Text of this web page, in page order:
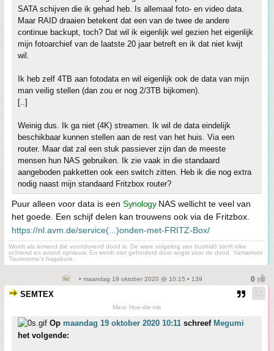
SATA schijven die ik gehad heb. Is allemaal foto- en video data.
Maar RAID draaien betekent dat een van de twee de andere
continue backupt, toch? Dat wil ik eigenlijk wel gezien het eigenlijk
mijn fotoarchief van de laatste 20 jaar betreft en ik dat niet kwijt
wil.
Ik heb zelf 4TB aan fotodata en wil eigenlijk ook de data van mijn
man veilig stellen (dan zou er nog 2/3TB bijkomen).
[..]
Weinig dus. Ik ga niet (4K) streamen. Ik wil de data eindelijk
beschikbaar kunnen stellen aan de rest van het huis. Via een
router. Maar dat zal een stuk passiever zijn dan de meeste
mensen hun NAS gebruiken. Ik zie vaak in die standaard
aangeboden pakketten ook een switch zitten. Heb ik die nog extra
nodig naast mijn standaard Fritzbox router?
Puur alleen voor data is een SynologyNAS wellicht te veel van
het goede. Een schijf delen kan trouwens ook via de Fritzbox.
https://nl.avm.de/service(...)onden-met-FRITZ-Box/
Wordt als iemand die voortdurend dood is. De ware volgeling van bushidõ sterft elke
ochtend en avond opnieuw. En wordt niet gehinderd door angst voor de dood. Yamamoto
Tsunetomo's hagakure.
• maandag 19 oktober 2020 @ 10:15 • 139
SEMTEX
Mevr. Hoe-die-nie
Op maandag 19 oktober 2020 10:11 schreef Megumi
het volgende: